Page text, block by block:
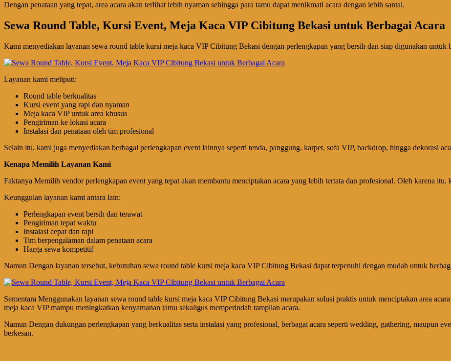
Dengan penataan yang tepat, area acara akan terlihat lebih nyaman sehingga para tamu dapat menikmati acara dengan lebih santai.
Sewa Round Table, Kursi Event, Meja Kaca VIP Cibitung Bekasi untuk Berbagai Acara
Kami menyediakan layanan sewa round table kursi meja kaca VIP Cibitung Bekasi dengan perlengkapan yang bersih dan siap digunakan untuk
Layanan kami meliputi:
Round table berkualitas
Kursi event yang rapi dan nyaman
Meja kaca VIP untuk area khusus
Pengiriman ke lokasi acara
Instalasi dan penataan oleh tim profesional
Selain itu, kami juga menyediakan berbagai perlengkapan event lainnya seperti tenda, panggung, karpet, sofa VIP, backdrop, hingga dekorasi
Kenapa Memilih Layanan Kami
Faktanya Memilih vendor perlengkapan event yang tepat akan membantu menciptakan acara yang lebih tertata dan profesional. Oleh karena
Keunggulan layanan kami antara lain:
Perlengkapan event bersih dan terawat
Pengiriman tepat waktu
Instalasi cepat dan rapi
Tim berpengalaman dalam penataan acara
Harga sewa kompetitif
Namun Dengan layanan tersebut, kebutuhan sewa round table kursi meja kaca VIP Cibitung Bekasi dapat terpenuhi dengan mudah untuk
Sementara Menggunakan layanan sewa round table kursi meja kaca VIP Cibitung Bekasi merupakan solusi praktis untuk menciptakan area
meja kaca VIP mampu meningkatkan kenyamanan tamu sekaligus memperindah tampilan acara.
Namun Dengan dukungan perlengkapan yang berkualitas serta instalasi yang profesional, berbagai acara seperti wedding, gathering, maupun
berkesan.